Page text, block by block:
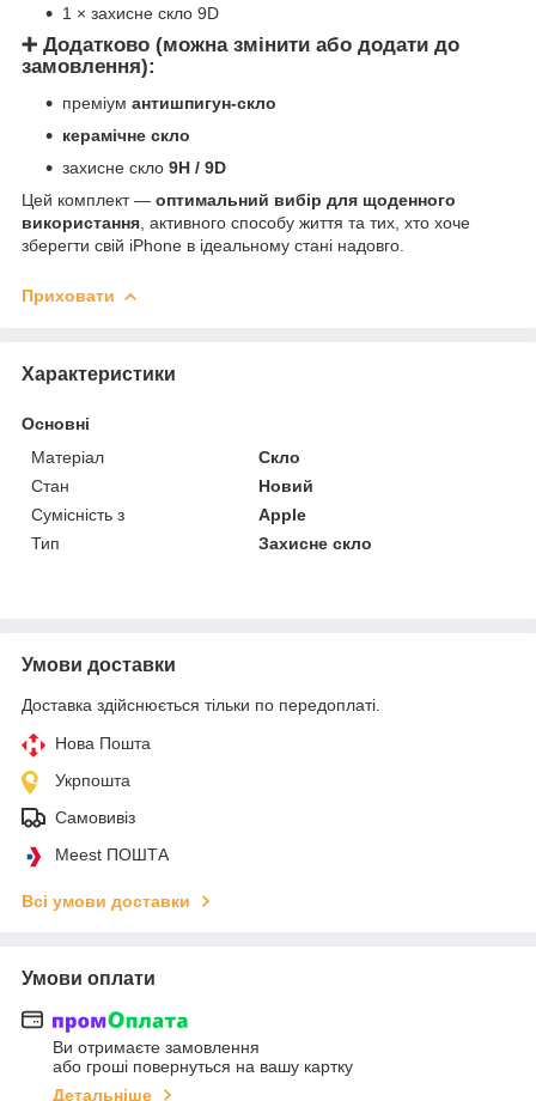
1 × захисне скло 9D
➕ Додатково (можна змінити або додати до
замовлення):
преміум антишпигун-скло
керамічне скло
захисне скло 9H / 9D
Цей комплект — оптимальний вибір для щоденного
використання , активного способу життя та тих, хто хоче
зберегти свій iPhone в ідеальному стані надовго.
Приховати
Характеристики
Основні
Матеріал
Скло
Стан
Новий
Сумісність з
Apple
Тип
Захисне скло
Умови доставки
Доставка здійснюється тільки по передоплаті.
Нова Пошта
Укрпошта
Самовивіз
Meest ПОШТА
Всі умови доставки
Умови оплати
Ви отримаєте замовлення
або гроші повернуться на вашу картку
Детальніше